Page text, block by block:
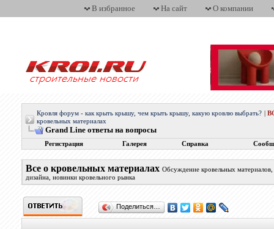
В избранное На сайт О компании
Кровля форум - как крыть крышу, чем крыть крышу, какую кровлю выбрать?
кровельных материалах
Grand Line ответы на вопросы
Регистрация Галерея Справка
Все о кровельных материалах Обсуждение кровельных
дизайна, новинки кровельного рынка
Поделиться…